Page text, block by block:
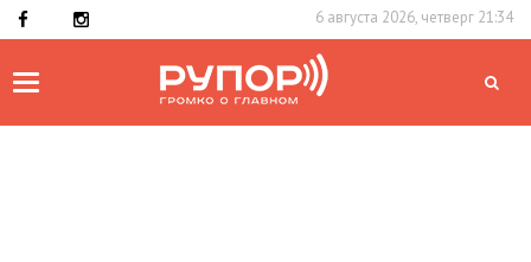
6 августа 2026, четверг 21:34
Toggle